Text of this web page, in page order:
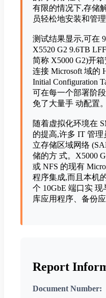
有限的情况下,存储
员轻松地安装和管理
测试结果显示,可在
X5520 G2 9.6TB
简称 X5000 G2)开
连接 Microsoft 域的
Initial Configuration
可在每一个部署阶
免了大量手 动配置。
随着虚拟化环境在
的提高,许多 IT 管
立存储区域网络
储的方 式。X5000
或 NFS 的现有
程序集成,而且本机
个 10GbE 端口实
库应用程序、备份
Report
Document Number: